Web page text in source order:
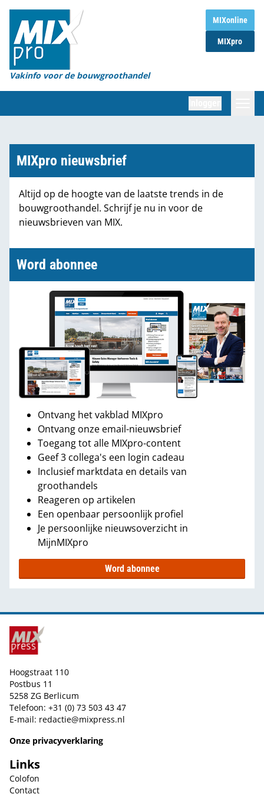
MIXonline
MIXpro
Vakinfo voor de bouwgroothandel
Home
Magazines
Organisaties
Marktcijfers
Partners
MIXpro nieuwsbrief
Altijd op de hoogte van de laatste trends in de
bouwgroothandel. Schrijf je nu in voor de
nieuwsbrieven van MIX.
Word abonnee
Ontvang het vakblad MIXpro
Ontvang onze email-nieuwsbrief
Toegang tot alle MIXpro-content
Geef 3 collega's een login cadeau
Inclusief marktdata en details van
groothandels
Reageren op artikelen
Een openbaar persoonlijk profiel
Je persoonlijke nieuwsoverzicht in
MijnMIXpro
Word abonnee
Hoogstraat 110
Postbus 11
5258 ZG Berlicum
Telefoon: +31 (0) 73 503 43 47
E-mail: redactie@mixpress.nl
Onze privacyverklaring
Links
Colofon
Contact